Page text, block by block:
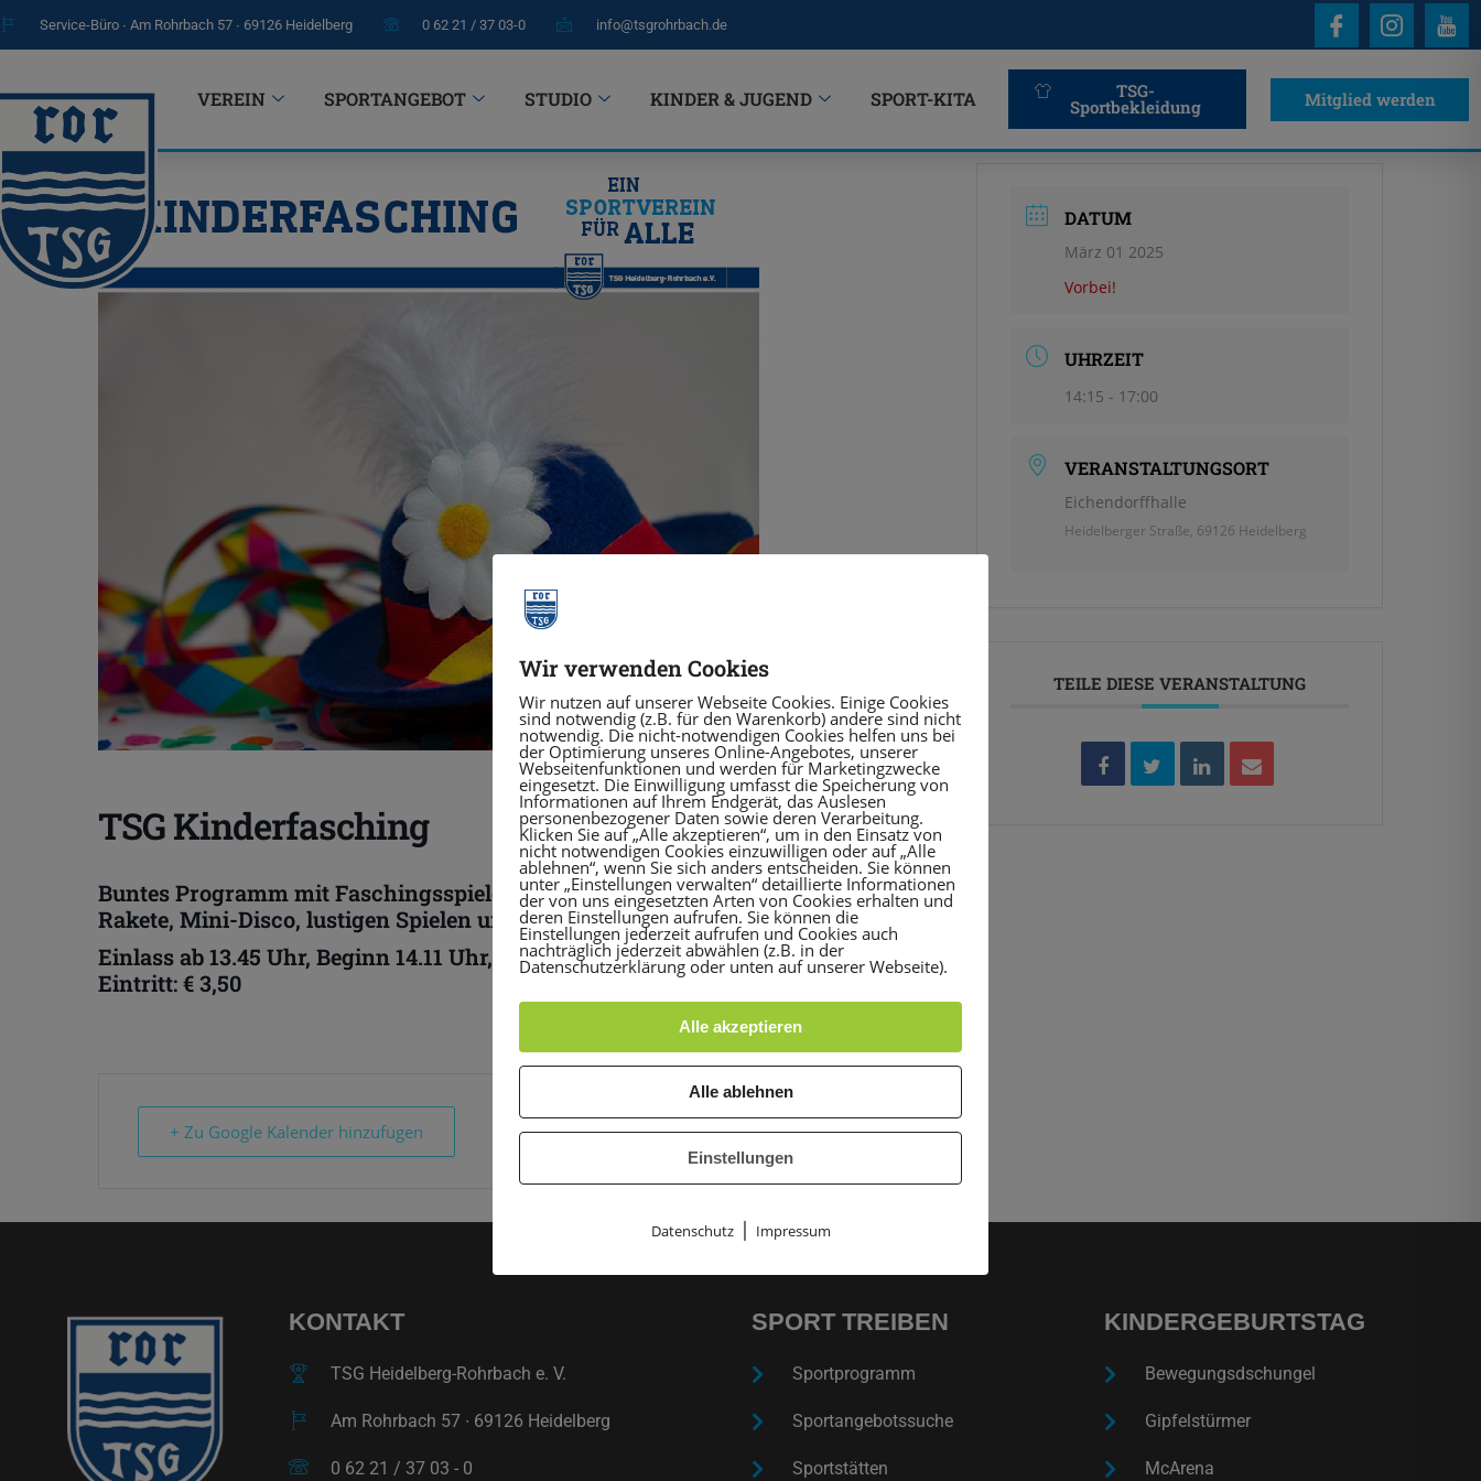
Service-Büro ∙ Am Rohrbach 57 ∙ 69126 Heidelberg 0 62 21 / 37 03-0 info@tsgrohrbach.de
VEREIN SPORTANGEBOT STUDIO KINDER & JUGEND SPORT-KITA TSG-
Sportbekleidung Mitglied werden
TSG Kinderfasching
Buntes Programm mit Faschingsspielen, Kostümwettbewerb, Süßigkeiten-
Rakete, Mini-Disco, lustigen Spielen und Polonaise.
Einlass ab 13.45 Uhr, Beginn 14.11 Uhr, Ende 17.00 Uhr
Eintritt: € 3,50
+ Zu Google Kalender hinzufügen + iCal / Outlook export
DATUM
März 01 2025
Vorbei!
UHRZEIT
14:15 - 17:00
VERANSTALTUNGSORT
Eichendorffhalle
Heidelberger Straße, 69126 Heidelberg
TEILE DIESE VERANSTALTUNG
KONTAKT
TSG Heidelberg-Rohrbach e. V.
Am Rohrbach 57 ∙ 69126 Heidelberg
0 62 21 / 37 03 - 0
SPORT TREIBEN
Sportprogramm
Sportangebotssuche
Sportstätten
KINDERGEBURTSTAG
Bewegungsdschungel
Gipfelstürmer
McArena
Wir verwenden Cookies
Wir nutzen auf unserer Webseite Cookies. Einige Cookies
sind notwendig (z.B. für den Warenkorb) andere sind nicht
notwendig. Die nicht-notwendigen Cookies helfen uns bei
der Optimierung unseres Online-Angebotes, unserer
Webseitenfunktionen und werden für Marketingzwecke
eingesetzt. Die Einwilligung umfasst die Speicherung von
Informationen auf Ihrem Endgerät, das Auslesen
personenbezogener Daten sowie deren Verarbeitung.
Klicken Sie auf „Alle akzeptieren“, um in den Einsatz von
nicht notwendigen Cookies einzuwilligen oder auf „Alle
ablehnen“, wenn Sie sich anders entscheiden. Sie können
unter „Einstellungen verwalten“ detaillierte Informationen
der von uns eingesetzten Arten von Cookies erhalten und
deren Einstellungen aufrufen. Sie können die
Einstellungen jederzeit aufrufen und Cookies auch
nachträglich jederzeit abwählen (z.B. in der
Datenschutzerklärung oder unten auf unserer Webseite).
Alle akzeptieren
Alle ablehnen
Einstellungen
Datenschutz| Impressum